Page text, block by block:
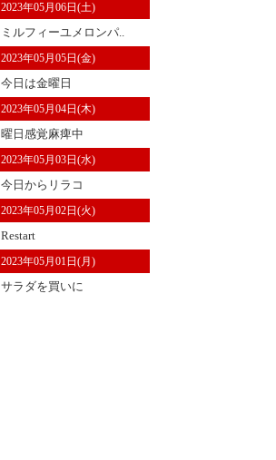
2023年05月06日(土)
ミルフィーユメロンパ..
2023年05月05日(金)
今日は金曜日
2023年05月04日(木)
曜日感覚麻痺中
2023年05月03日(水)
今日からリラコ
2023年05月02日(火)
Restart
2023年05月01日(月)
サラダを買いに